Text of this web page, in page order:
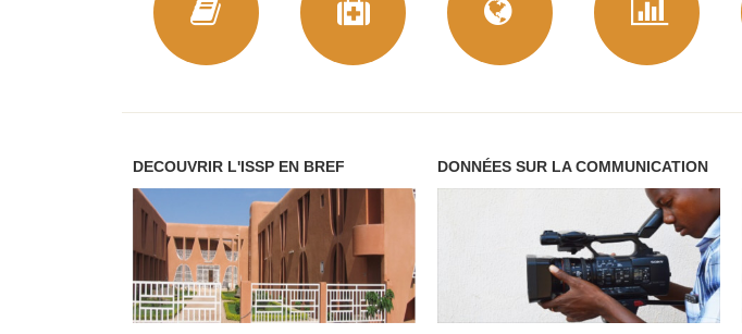
DECOUVRIR L'ISSP EN BREF DONNÉES SUR LA COMMUNICATION